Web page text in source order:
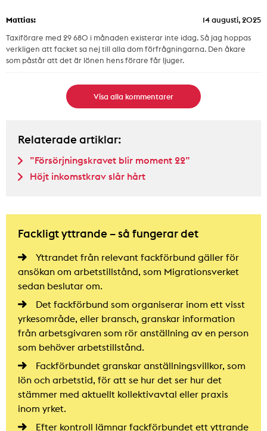
Mattias:
14 augusti, 2025
Taxiförare med 29 680 i månaden existerar inte idag. Så jag hoppas
verkligen att facket sa nej till alla dom förfrågningarna. Den åkare
som påstår att det är lönen hens förare får ljuger.
Visa alla kommentarer
Relaterade artiklar:
”Försörjningskravet blir moment 22”
Höjt inkomstkrav slår hårt
Fackligt yttrande – så fungerar det
Yttrandet från relevant fackförbund gäller för
ansökan om arbetstillstånd, som Migrationsverket
sedan beslutar om.
Det fackförbund som organiserar inom ett visst
yrkesområde, eller bransch, granskar information
från arbetsgivaren som rör anställning av en person
som behöver arbetstillstånd.
Fackförbundet granskar anställningsvillkor, som
lön och arbetstid, för att se hur det ser hur det
stämmer med aktuellt kollektivavtal eller praxis
inom yrket.
Efter kontroll lämnar fackförbundet ett yttrande